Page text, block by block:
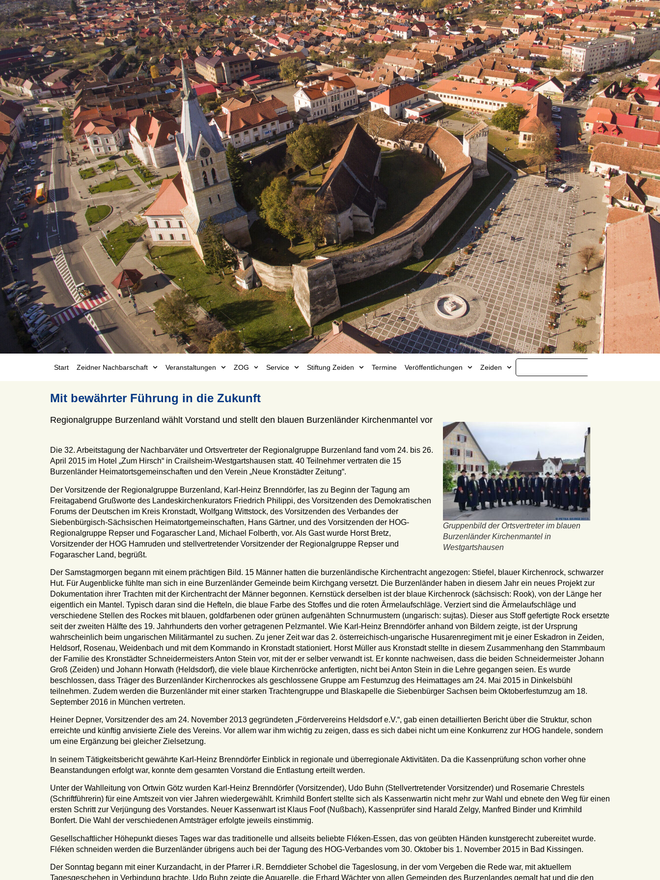
Start Zeidner Nachbarschaft Veranstaltungen ZOG Service Stiftung Zeiden Termine Veröffentlichungen Zeiden
Mit bewährter Führung in die Zukunft
Gruppenbild der Ortsvertreter im blauen
Burzenländer Kirchenmantel in
Westgartshausen
Regionalgruppe Burzenland wählt Vorstand und stellt den blauen Burzenländer Kirchenmantel vor
Die 32. Arbeitstagung der Nachbarväter und Ortsvertreter der Regionalgruppe Burzenland fand vom 24. bis 26.
April 2015 im Hotel „Zum Hirsch“ in Crailsheim-Westgartshausen statt. 40 Teilnehmer vertraten die 15
Burzenländer Heimatortsgemeinschaften und den Verein „Neue Kronstädter Zeitung“.
Der Vorsitzende der Regionalgruppe Burzenland, Karl-Heinz Brenndörfer, las zu Beginn der Tagung am
Freitagabend Grußworte des Landeskirchenkurators Friedrich Philippi, des Vorsitzenden des Demokratischen
Forums der Deutschen im Kreis Kronstadt, Wolfgang Wittstock, des Vorsitzenden des Verbandes der
Siebenbürgisch-Sächsischen Heimatortgemeinschaften, Hans Gärtner, und des Vorsitzenden der HOG-
Regionalgruppe Repser und Fogarascher Land, Michael Folberth, vor. Als Gast wurde Horst Bretz,
Vorsitzender der HOG Hamruden und stellvertretender Vorsitzender der Regionalgruppe Repser und
Fogarascher Land, begrüßt.
Der Samstagmorgen begann mit einem prächtigen Bild. 15 Männer hatten die burzenländische Kirchentracht angezogen: Stiefel, blauer Kirchenrock, schwarzer
Hut. Für Augenblicke fühlte man sich in eine Burzenländer Gemeinde beim Kirchgang versetzt. Die Burzenländer haben in diesem Jahr ein neues Projekt zur
Dokumentation ihrer Trachten mit der Kirchentracht der Männer begonnen. Kernstück derselben ist der blaue Kirchenrock (sächsisch: Rook), von der Länge her
eigentlich ein Mantel. Typisch daran sind die Hefteln, die blaue Farbe des Stoffes und die roten Ärmelaufschläge. Verziert sind die Ärmelaufschläge und
verschiedene Stellen des Rockes mit blauen, goldfarbenen oder grünen aufgenähten Schnurmustern (ungarisch: sujtas). Dieser aus Stoff gefertigte Rock ersetzte
seit der zweiten Hälfte des 19. Jahrhunderts den vorher getragenen Pelzmantel. Wie Karl-Heinz Brenndörfer anhand von Bildern zeigte, ist der Ursprung
wahrscheinlich beim ungarischen Militärmantel zu suchen. Zu jener Zeit war das 2. österreichisch-ungarische Husarenregiment mit je einer Eskadron in Zeiden,
Heldsorf, Rosenau, Weidenbach und mit dem Kommando in Kronstadt stationiert. Horst Müller aus Kronstadt stellte in diesem Zusammenhang den Stammbaum
der Familie des Kronstädter Schneidermeisters Anton Stein vor, mit der er selber verwandt ist. Er konnte nachweisen, dass die beiden Schneidermeister Johann
Groß (Zeiden) und Johann Horwath (Heldsdorf), die viele blaue Kirchenröcke anfertigten, nicht bei Anton Stein in die Lehre gegangen seien. Es wurde
beschlossen, dass Träger des Burzenländer Kirchenrockes als geschlossene Gruppe am Festumzug des Heimattages am 24. Mai 2015 in Dinkelsbühl
teilnehmen. Zudem werden die Burzenländer mit einer starken Trachtengruppe und Blaskapelle die Siebenbürger Sachsen beim Oktoberfestumzug am 18.
September 2016 in München vertreten.
Heiner Depner, Vorsitzender des am 24. November 2013 gegründeten „Fördervereins Heldsdorf e.V.“, gab einen detaillierten Bericht über die Struktur, schon
erreichte und künftig anvisierte Ziele des Vereins. Vor allem war ihm wichtig zu zeigen, dass es sich dabei nicht um eine Konkurrenz zur HOG handele, sondern
um eine Ergänzung bei gleicher Zielsetzung.
In seinem Tätigkeitsbericht gewährte Karl-Heinz Brenndörfer Einblick in regionale und überregionale Aktivitäten. Da die Kassenprüfung schon vorher ohne
Beanstandungen erfolgt war, konnte dem gesamten Vorstand die Entlastung erteilt werden.
Unter der Wahlleitung von Ortwin Götz wurden Karl-Heinz Brenndörfer (Vorsitzender), Udo Buhn (Stellvertretender Vorsitzender) und Rosemarie Chrestels
(Schriftführerin) für eine Amtszeit von vier Jahren wiedergewählt. Krimhild Bonfert stellte sich als Kassenwartin nicht mehr zur Wahl und ebnete den Weg für einen
ersten Schritt zur Verjüngung des Vorstandes. Neuer Kassenwart ist Klaus Foof (Nußbach), Kassenprüfer sind Harald Zelgy, Manfred Binder und Krimhild
Bonfert. Die Wahl der verschiedenen Amtsträger erfolgte jeweils einstimmig.
Gesellschaftlicher Höhepunkt dieses Tages war das traditionelle und allseits beliebte Fléken-Essen, das von geübten Händen kunstgerecht zubereitet wurde.
Fléken schneiden werden die Burzenländer übrigens auch bei der Tagung des HOG-Verbandes vom 30. Oktober bis 1. November 2015 in Bad Kissingen.
Der Sonntag begann mit einer Kurzandacht, in der Pfarrer i.R. Bernddieter Schobel die Tageslosung, in der vom Vergeben die Rede war, mit aktuellem
Tagesgeschehen in Verbindung brachte. Udo Buhn zeigte die Aquarelle, die Erhard Wächter von allen Gemeinden des Burzenlandes gemalt hat und die den